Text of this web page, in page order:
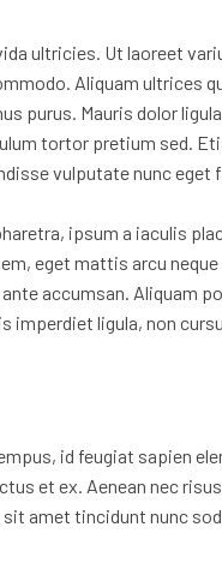
ultricies. Ut laoreet
Aliquam ultrices
purus. Mauris dolor
tortor pretium sed.
vulputate nunc eget
ipsum a iaculis
eget mattis arcu
accumsan. Aliquam
imperdiet ligula, non
id feugiat sapien
et ex. Aenean nec
amet tincidunt nunc